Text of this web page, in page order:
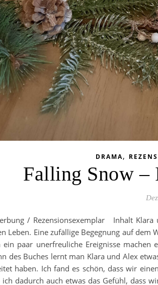
DRAMA,
Falling Snow –
/ Rezensionsexemplar Inhalt Klara
Leben. Eine zufällige Begegnung auf
ein paar unerfreuliche Ereignisse
des Buches lernt man Klara und Alex
haben. Ich fand es schön, dass wir
ich dadurch auch etwas das Gefühl, dass